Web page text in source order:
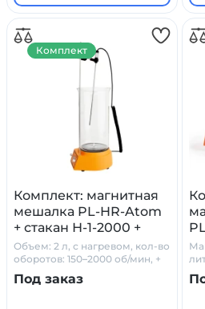
Комплект: магнитная
мешалка PL-HR-Atom
+ стакан Н-1-2000 +
датчик PT1000 +
штатив
Объем: 2 л, с нагревом, кол-во
оборотов: 150–2000 об/мин, +
стакан Н-1-2000 + PT1000 +
штатив
Под заказ
Комплект
2